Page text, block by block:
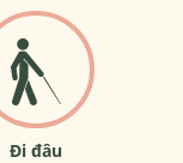
Đi đâu